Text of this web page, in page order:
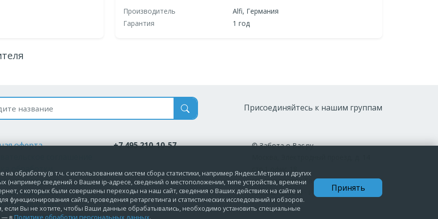
Производитель
Alfi, Германия
Гарантия
1 год
названию Присоединяйтесь к нашим группам
оферта
обработки
данных
на обработку
данных
на рекламные рассылки
+7 495 210-10-57
© Забота о Вас.ру
стр.1 офис 18
ИП Максимова Татьяна
Александровна · ИНН 772006379720
обработку (в т.ч. с использованием систем сбора статистики, например Яндекс.Метрика и других
(например сведений о Вашем ip-адресе, сведений о местоположении, типе устройства, времени
с которых были совершены переходы на наш сайт, сведения о Ваших действиях на сайте и
функционирования сайта, проведения ретаргетинга и статистических исследований и обзоров.
если Вы не хотите, чтобы Ваши данные обрабатывались, необходимо установить специальные
— в Политике обработки персональных данных.
Принять